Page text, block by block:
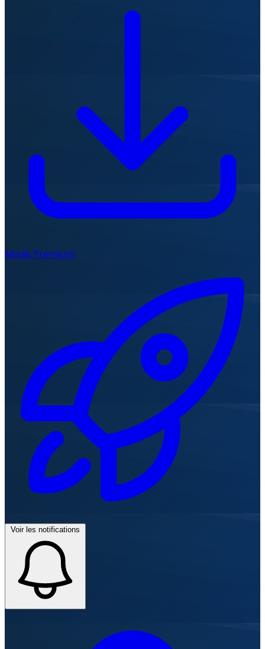
Mode Premium
Voir les notifications